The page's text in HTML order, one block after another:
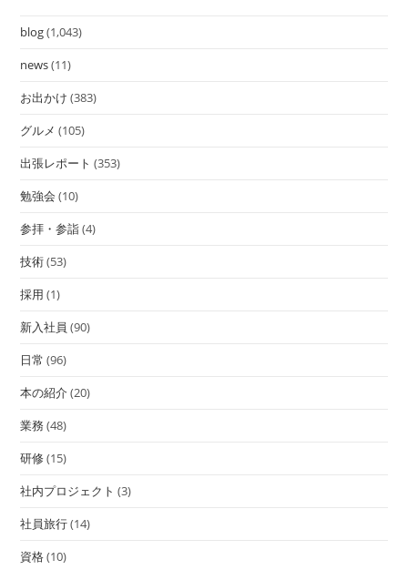
blog(1,043)
news(11)
お出かけ (383)
グルメ (105)
出張レポート (353)
勉強会 (10)
参拝・参詣(4)
技術(53)
採用 (1)
新入社員 (90)
日常 (96)
本の紹介(20)
業務(48)
研修(15)
社内プロジェクト (3)
社員旅行(14)
資格(10)